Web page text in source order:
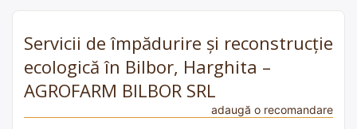
Servicii de împădurire și reconstrucție
ecologică în Bilbor, Harghita –
AGROFARM BILBOR SRL
adaugă o recomandare